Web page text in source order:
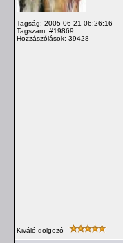
Tagság: 2005-06-21 06:26:16
Tagszám: #19869
Hozzászólások: 39428
Kiváló dolgozó